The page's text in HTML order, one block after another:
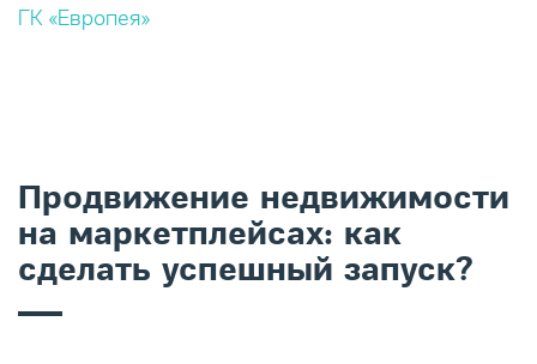
ГК «Европея»
Продвижение недвижимости
на маркетплейсах: как
сделать успешный запуск?